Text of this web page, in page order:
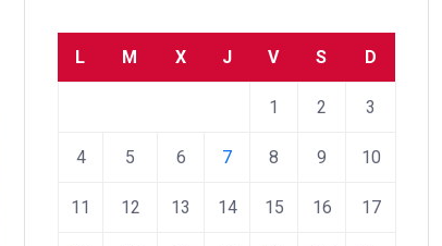
L M X J V S D
1 2 3
4 5 6 7 8 9 10
11 12 13 14 15 16 17